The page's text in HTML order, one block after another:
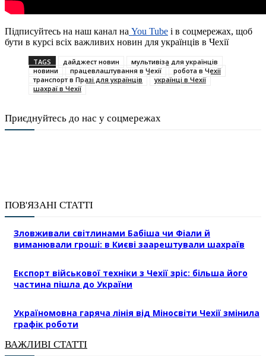
Підписуйтесь на наш канал на You Tube і в соцмережах, щоб
бути в курсі всіх важливих новин для українців в Чехії
TAGS дайджест новин
мультивіза для українців
новини
працевлаштування в Чехії
робота в Чехії
транспорт в Празі для українців
українці в Чехії
шахраї в Чехії
Приєднуйтесь до нас у соцмережах
ПОВ'ЯЗАНІ СТАТТІ
Зловживали світлинами Бабіша чи Фіали й
виманювали гроші: в Києві заарештували шахраїв
Експорт військової техніки з Чехії зріс: більша його
частина пішла до України
Україномовна гаряча лінія від Міносвіти Чехії змінила
графік роботи
ВАЖЛИВІ СТАТТІ